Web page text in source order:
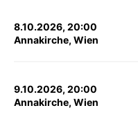
8.10.2026, 20:00
Annakirche, Wien
9.10.2026, 20:00
Annakirche, Wien